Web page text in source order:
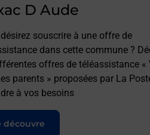
D Aude
souscrire à une offre de
dans cette commune ?
offres de téléassistance «
parents » proposées par La
à vos besoins
découvre